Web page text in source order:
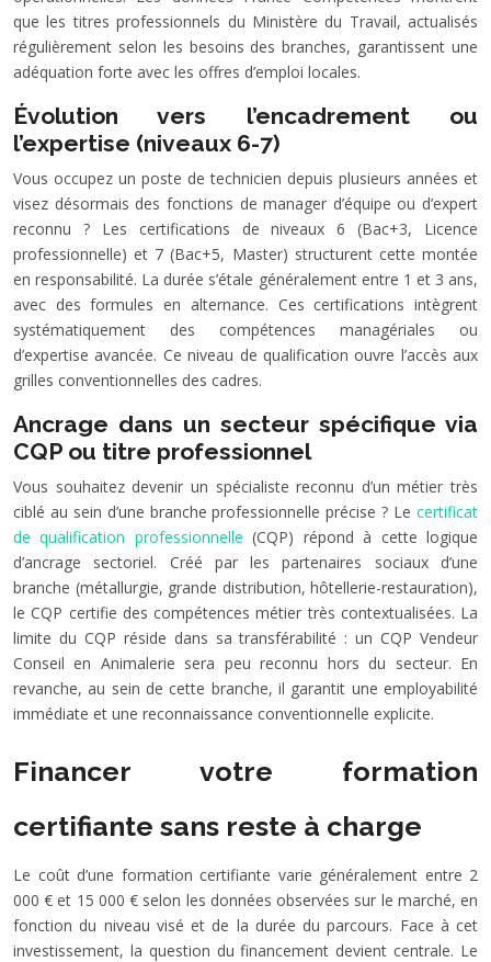
que les titres professionnels du Ministère du Travail, actualisés
régulièrement selon les besoins des branches, garantissent une
adéquation forte avec les offres d’emploi locales.
Évolution vers l’encadrement ou
l’expertise (niveaux 6-7)
Vous occupez un poste de technicien depuis plusieurs années et
visez désormais des fonctions de manager d’équipe ou d’expert
reconnu ? Les certifications de niveaux 6 (Bac+3, Licence
professionnelle) et 7 (Bac+5, Master) structurent cette montée
en responsabilité. La durée s’étale généralement entre 1 et 3 ans,
avec des formules en alternance. Ces certifications intègrent
systématiquement des compétences managériales ou
d’expertise avancée. Ce niveau de qualification ouvre l’accès aux
grilles conventionnelles des cadres.
Ancrage dans un secteur spécifique via
CQP ou titre professionnel
Vous souhaitez devenir un spécialiste reconnu d’un métier très
ciblé au sein d’une branche professionnelle précise ? Le certificat
de qualification professionnelle (CQP) répond à cette logique
d’ancrage sectoriel. Créé par les partenaires sociaux d’une
branche (métallurgie, grande distribution, hôtellerie-restauration),
le CQP certifie des compétences métier très contextualisées. La
limite du CQP réside dans sa transférabilité : un CQP Vendeur
Conseil en Animalerie sera peu reconnu hors du secteur. En
revanche, au sein de cette branche, il garantit une employabilité
immédiate et une reconnaissance conventionnelle explicite.
Financer votre formation
certifiante sans reste à charge
Le coût d’une formation certifiante varie généralement entre 2
000 € et 15 000 € selon les données observées sur le marché, en
fonction du niveau visé et de la durée du parcours. Face à cet
investissement, la question du financement devient centrale. Le